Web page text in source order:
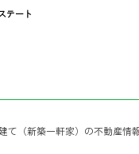
テート
て（新築一軒家）の不動産情